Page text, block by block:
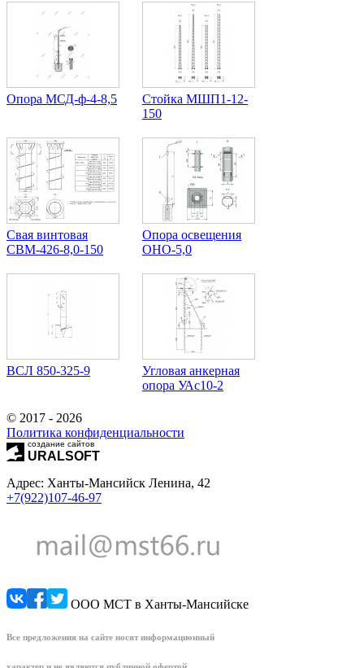
Опора МСД-ф-4-8,5
Стойка МШП1-12-
150
Свая винтовая
СВМ-426-8,0-150
Опора освещения
ОНО-5,0
ВСЛ 850-325-9
Угловая анкерная
опора УАс10-2
© 2017 - 2026
Политика конфиденциальности
создание сайтов
URALSOFT
Адрес: Ханты-Мансийск Ленина, 42
+7(922)107-46-97
ООО МСТ в Ханты-Мансийске
Все предложения на сайте носят информационный